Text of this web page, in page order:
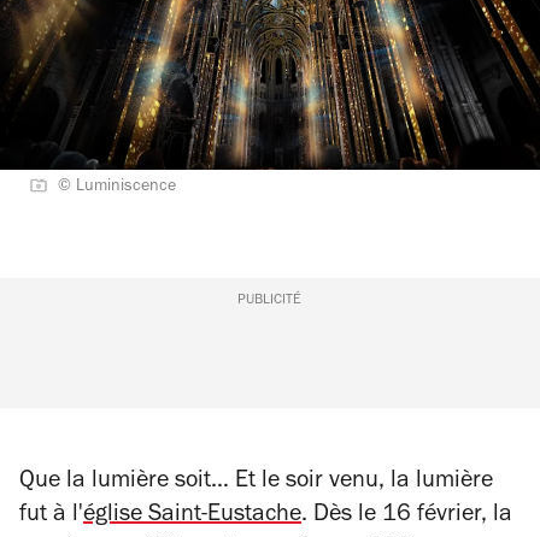
© Luminiscence
PUBLICITÉ
Que la lumière soit… Et le soir venu, la lumière
fut à l'église Saint-Eustache. Dès le 16 février, la